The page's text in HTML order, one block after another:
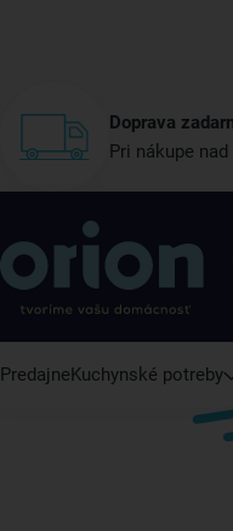
Doprava
Pri nákupe nad
PredajneKuchynské potreby